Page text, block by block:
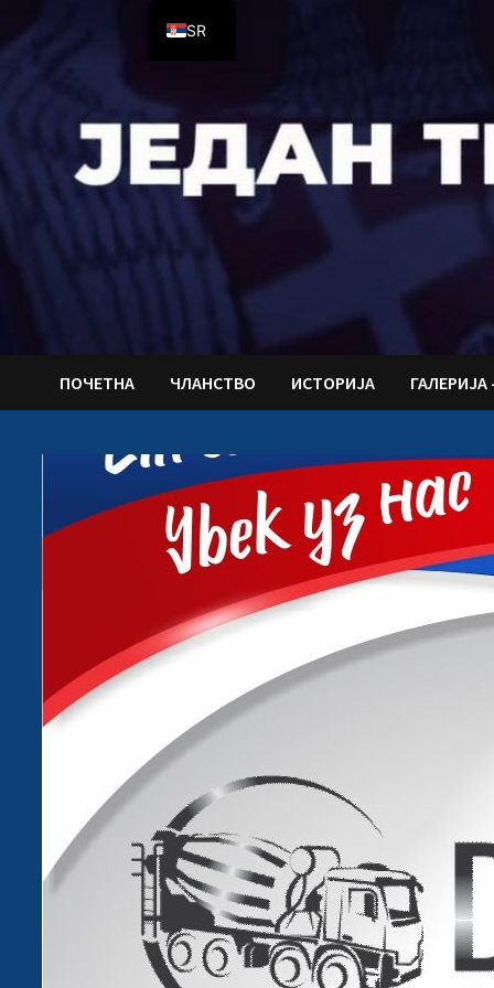
to
ПОЧЕТНА ЧЛАНСТВО ИСТОРИЈА ГАЛЕРИЈА
SR